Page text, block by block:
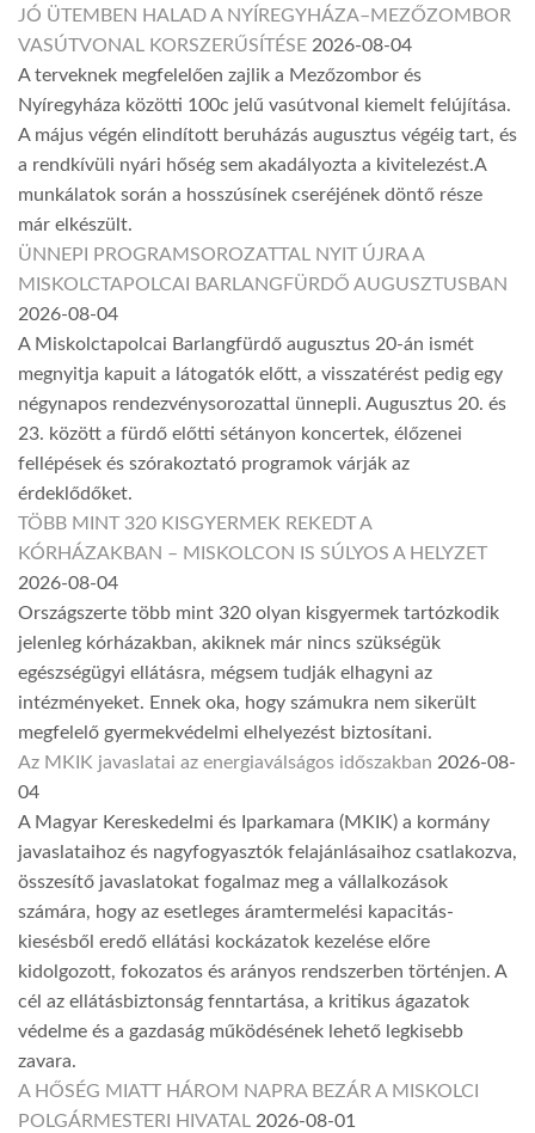
JÓ ÜTEMBEN HALAD A NYÍREGYHÁZA–MEZŐZOMBOR
VASÚTVONAL KORSZERŰSÍTÉSE 2026-08-04
A terveknek megfelelően zajlik a Mezőzombor és
Nyíregyháza közötti 100c jelű vasútvonal kiemelt felújítása.
A május végén elindított beruházás augusztus végéig tart, és
a rendkívüli nyári hőség sem akadályozta a kivitelezést.A
munkálatok során a hosszúsínek cseréjének döntő része
már elkészült.
ÜNNEPI PROGRAMSOROZATTAL NYIT ÚJRA A
MISKOLCTAPOLCAI BARLANGFÜRDŐ AUGUSZTUSBAN
2026-08-04
A Miskolctapolcai Barlangfürdő augusztus 20-án ismét
megnyitja kapuit a látogatók előtt, a visszatérést pedig egy
négynapos rendezvénysorozattal ünnepli. Augusztus 20. és
23. között a fürdő előtti sétányon koncertek, élőzenei
fellépések és szórakoztató programok várják az
érdeklődőket.
TÖBB MINT 320 KISGYERMEK REKEDT A
KÓRHÁZAKBAN – MISKOLCON IS SÚLYOS A HELYZET
2026-08-04
Országszerte több mint 320 olyan kisgyermek tartózkodik
jelenleg kórházakban, akiknek már nincs szükségük
egészségügyi ellátásra, mégsem tudják elhagyni az
intézményeket. Ennek oka, hogy számukra nem sikerült
megfelelő gyermekvédelmi elhelyezést biztosítani.
Az MKIK javaslatai az energiaválságos időszakban 2026-08-
04
A Magyar Kereskedelmi és Iparkamara (MKIK) a kormány
javaslataihoz és nagyfogyasztók felajánlásaihoz csatlakozva,
összesítő javaslatokat fogalmaz meg a vállalkozások
számára, hogy az esetleges áramtermelési kapacitás-
kiesésből eredő ellátási kockázatok kezelése előre
kidolgozott, fokozatos és arányos rendszerben történjen. A
cél az ellátásbiztonság fenntartása, a kritikus ágazatok
védelme és a gazdaság működésének lehető legkisebb
zavara.
A HŐSÉG MIATT HÁROM NAPRA BEZÁR A MISKOLCI
POLGÁRMESTERI HIVATAL 2026-08-01